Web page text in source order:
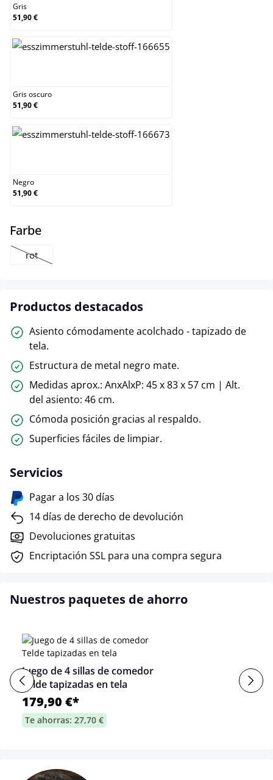
Gris
51,90 €
Gris oscuro
51,90 €
Negro
51,90 €
Farbeselect
rot
(Esta opción no está disponible en este momento.)
Productos destacados
Asiento cómodamente acolchado - tapizado de
tela.
Estructura de metal negro mate.
Medidas aprox.: AnxAlxP: 45 x 83 x 57 cm | Alt.
del asiento: 46 cm.
Cómoda posición gracias al respaldo.
Superficies fáciles de limpiar.
Servicios
Pagar a los 30 días
14 días de derecho de devolución
Devoluciones gratuitas
Encriptación SSL para una compra segura
Nuestros paquetes de ahorro
Juego de 4 sillas de comedor
Telde tapizadas en tela
179,90 €*
Te ahorras: 27,70 €